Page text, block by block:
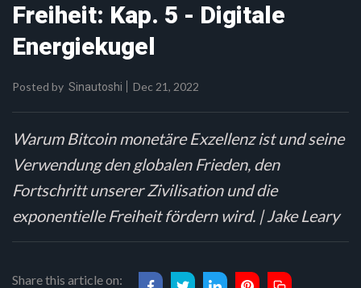
Freiheit: Kap. 5 - Digitale
Energiekugel
Posted by Sinautoshi Dec 21, 2022
Warum Bitcoin monetäre Exzellenz ist und seine
Verwendung den globalen Frieden, den
Fortschritt unserer Zivilisation und die
exponentielle Freiheit fördern wird. | Jake Leary
Share this article on: